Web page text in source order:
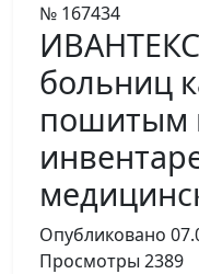
№ 167434
больниц
пошитым
Опубликовано
Просмотры 2389